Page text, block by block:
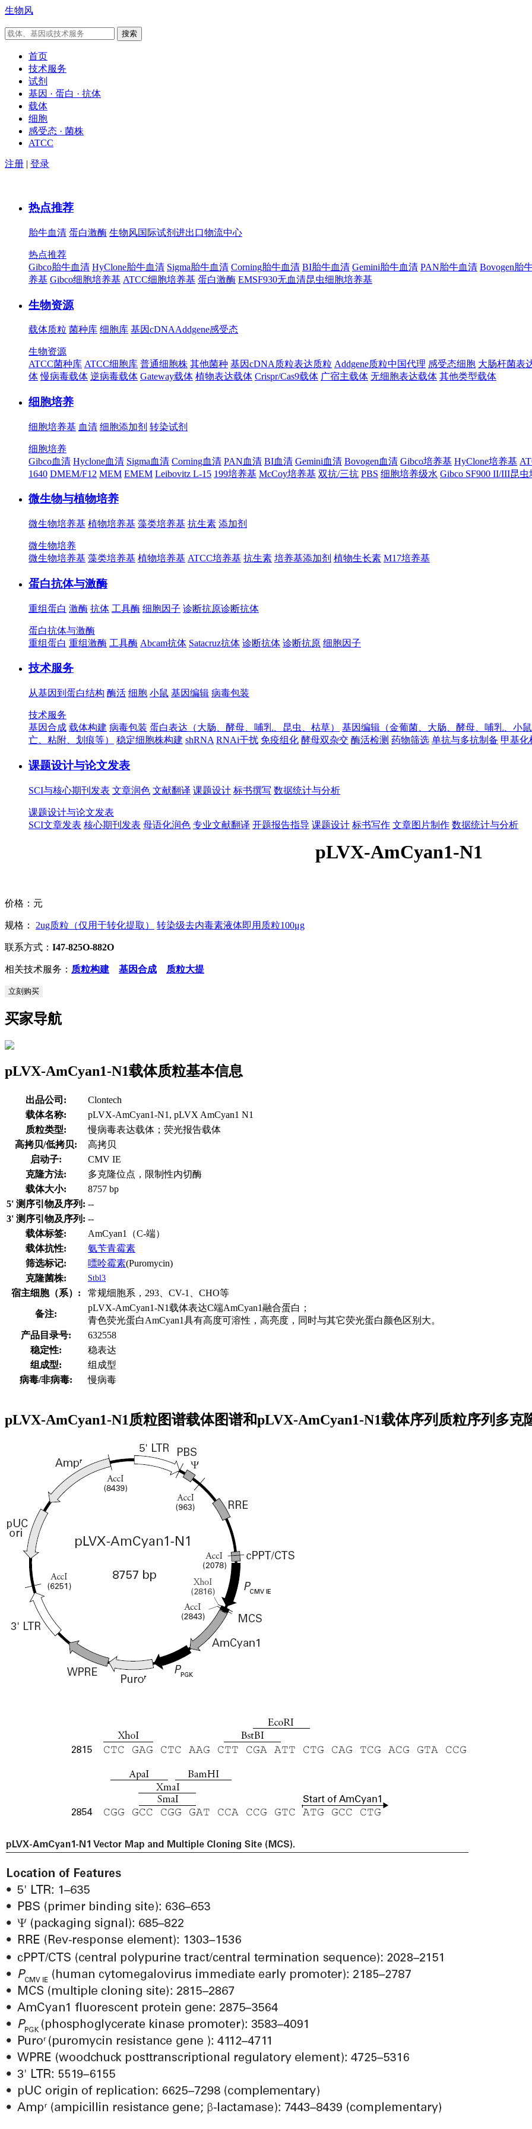
生物风
首页
技术服务
试剂
基因 · 蛋白 · 抗体
载体
细胞
感受态 · 菌株
ATCC
注册 | 登录
热点推荐
胎牛血清 蛋白激酶 生物风国际试剂进出口物流中心
热点推荐
Gibco胎牛血清 HyClone胎牛血清 Sigma胎牛血清 Corning胎牛血清 BI胎牛血清 Gemini胎牛血清 PAN胎牛血清 Bovogen胎
养基 Gibco细胞培养基 ATCC细胞培养基 蛋白激酶 EMSF930无血清昆虫细胞培养基
生物资源
载体质粒 菌种库 细胞库 基因cDNAAddgene感受态
生物资源
ATCC菌种库 ATCC细胞库 普通细胞株 其他菌种 基因cDNA质粒表达质粒 Addgene质粒中国代理 感受态细胞 大肠杆菌表
体 慢病毒载体 逆病毒载体 Gateway载体 植物表达载体 Crispr/Cas9载体 广宿主载体 无细胞表达载体 其他类型载体
细胞培养
细胞培养基 血清 细胞添加剂 转染试剂
细胞培养
Gibco血清 Hyclone血清 Sigma血清 Corning血清 PAN血清 BI血清 Gemini血清 Bovogen血清 Gibco培养基 HyClone培养基
1640 DMEM/F12 MEM EMEM Leibovitz L-15 199培养基 McCoy培养基 双抗/三抗 PBS 细胞培养级水 Gibco SF900 II/III昆虫
微生物与植物培养
微生物培养基 植物培养基 藻类培养基 抗生素 添加剂
微生物培养
微生物培养基 藻类培养基 植物培养基 ATCC培养基 抗生素 培养基添加剂 植物生长素 M17培养基
蛋白抗体与激酶
重组蛋白 激酶 抗体 工具酶 细胞因子 诊断抗原诊断抗体
蛋白抗体与激酶
重组蛋白 重组激酶 工具酶 Abcam抗体 Satacruz抗体 诊断抗体 诊断抗原 细胞因子
技术服务
从基因到蛋白结构 酶活 细胞 小鼠 基因编辑 病毒包装
技术服务
基因合成 载体构建 病毒包装 蛋白表达（大肠、酵母、哺乳、昆虫、枯草） 基因编辑（金葡菌、大肠、酵母、哺乳、小鼠
亡、粘附、划痕等）
稳定细胞株构建 shRNA RNAi干扰 免疫组化 酵母双杂交 酶活检测 药物筛选 单抗与多抗制备 甲基化
课题设计与论文发表
SCI与核心期刊发表 文章润色 文献翻译 课题设计 标书撰写 数据统计与分析
课题设计与论文发表
SCI文章发表 核心期刊发表 母语化润色 专业文献翻译 开题报告指导 课题设计 标书写作 文章图片制作 数据统计与分析
pLVX-AmCyan1-N1
价格： 元
规格： 2ug质粒（仅用于转化提取） 转染级去内毒素液体即用质粒100μg
联系方式： I47-825O-882O
相关技术服务： 质粒构建 基因合成 质粒大提
立刻购买
买家导航
pLVX-AmCyan1-N1载体质粒基本信息
出品公司:
Clontech
载体名称:
pLVX-AmCyan1-N1, pLVX AmCyan1 N1
质粒类型:
慢病毒表达载体；荧光报告载体
高拷贝/低拷贝:
高拷贝
启动子:
CMV IE
克隆方法:
多克隆位点，限制性内切酶
载体大小:
8757 bp
5' 测序引物及序列: --
3' 测序引物及序列: --
载体标签:
AmCyan1（C-端）
载体抗性:
氨苄青霉素
筛选标记:
嘌呤霉素(Puromycin)
克隆菌株:
Stbl3
宿主细胞（系）: 常规细胞系，293、CV-1、CHO等
备注:
pLVX-AmCyan1-N1载体表达C端AmCyan1融合蛋白；
青色荧光蛋白AmCyan1具有高度可溶性，高亮度，同时与其它荧光蛋白颜色区别大。
产品目录号:
632558
稳定性:
稳表达
组成型:
组成型
病毒/非病毒:
慢病毒
pLVX-AmCyan1-N1质粒图谱载体图谱和pLVX-AmCyan1-N1载体序列质粒序列多克